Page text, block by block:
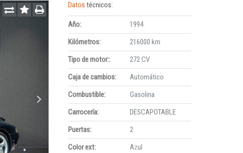
Datostécnicos:
Año:
1994
Kilómetros:
216000 km
Tipo de motor::
272 CV
Caja de cambios:
Automático
Combustible:
Gasolina
Carrocería:
DESCAPOTABLE
Puertas:
2
Color ext:
Azul